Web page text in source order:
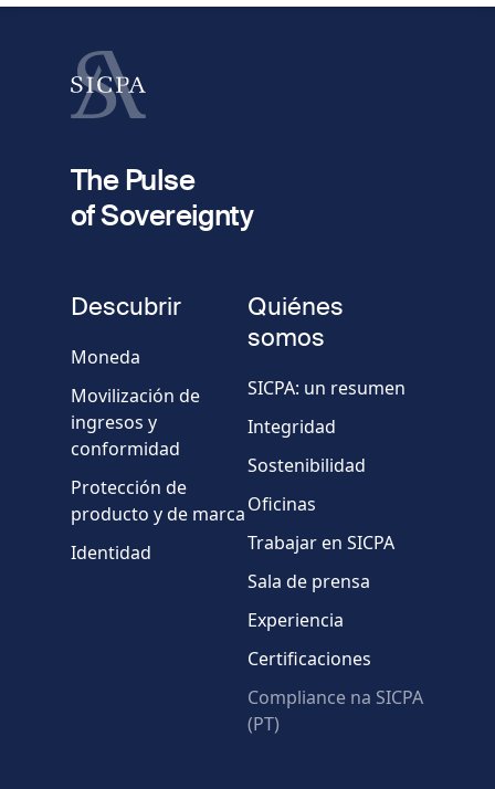
Apellido
fieldset
teléfono
País
Mensaje
* Campos obligatorios
The Pulse
of Sovereignty
Descubrir
Moneda
Movilización de
ingresos y
conformidad
Protección de
producto y de marca
Identidad
Quiénes
somos
SICPA: un resumen
Integridad
Sostenibilidad
Oficinas
Trabajar en SICPA
Sala de prensa
Experiencia
Certificaciones
Compliance na SICPA
(PT)